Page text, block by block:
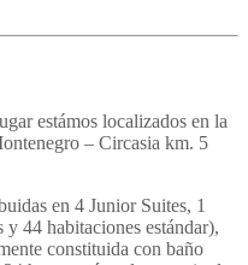
estámos localizados en la
– Circasia km. 5
en 4 Junior Suites, 1
44 habitaciones estándar),
constituida con baño